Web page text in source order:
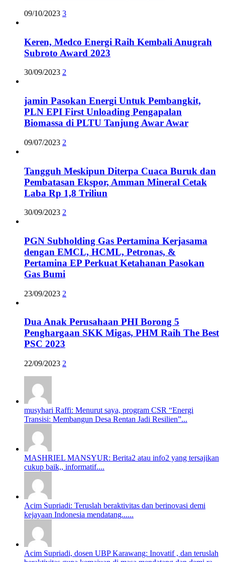
09/10/2023 3
Keren, Medco Energi Raih Kembali Anugrah
Subroto Award 2023
30/09/2023 2
jamin Pasokan Energi Untuk Pembangkit,
PLN EPI First Unloading Pengapalan
Biomassa di PLTU Tanjung Awar Awar
09/07/2023 2
Tangguh Meskipun Diterpa Cuaca Buruk dan
Pembatasan Ekspor, Amman Mineral Cetak
Laba Rp 1,8 Triliun
30/09/2023 2
PGN Subholding Gas Pertamina Kerjasama
dengan EMCL, HCML, Petronas, &
Pertamina EP Perkuat Ketahanan Pasokan
Gas Bumi
23/09/2023 2
Dua Anak Perusahaan PHI Borong 5
Penghargaan SKK Migas, PHM Raih The Best
PSC 2023
22/09/2023 2
musyhari Raffi: Menurut saya, program CSR “Energi
Transisi: Membangun Desa Rentan Jadi Resilien”...
MASHRIEL MANSYUR: Berita2 atau info2 yang tersajikan
cukup baik,, informatif....
Acim Supriadi: Teruslah beraktivitas dan berinovasi demi
kejayaan Indonesia mendatang......
Acim Supriadi, dosen UBP Karawang: Inovatif , dan teruslah